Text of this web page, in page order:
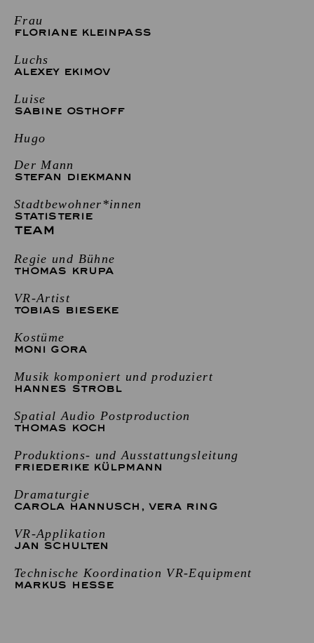
Frau
FLORIANE KLEINPASS
Luchs
ALEXEY EKIMOV
Luise
SABINE OSTHOFF
Hugo
Der Mann
STEFAN DIEKMANN
Stadtbewohner*innen
STATISTERIE
TEAM
Regie und Bühne
THOMAS KRUPA
VR-Artist
TOBIAS BIESEKE
Kostüme
MONI GORA
Musik komponiert und produziert
HANNES STROBL
Spatial Audio Postproduction
THOMAS KOCH
Produktions- und Ausstattungsleitung
FRIEDERIKE KÜLPMANN
Dramaturgie
CAROLA HANNUSCH , VERA RING
VR-Applikation
JAN SCHULTEN
Technische Koordination VR-Equipment
MARKUS HESSE